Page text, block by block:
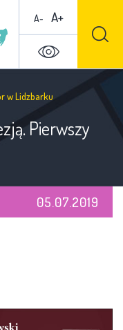
A- A+
w Lidzbarku
Pierwszy
05.07.2019